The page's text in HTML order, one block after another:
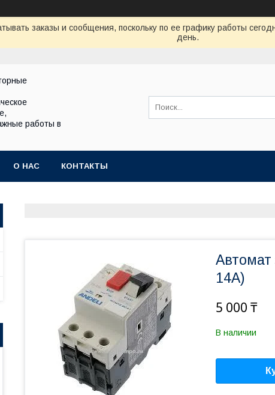
заказы и сообщения, поскольку по ее графику работы
день.
работы в
О НАС КОНТАКТЫ
Автомат
14А)
5 000 ₸
В наличии